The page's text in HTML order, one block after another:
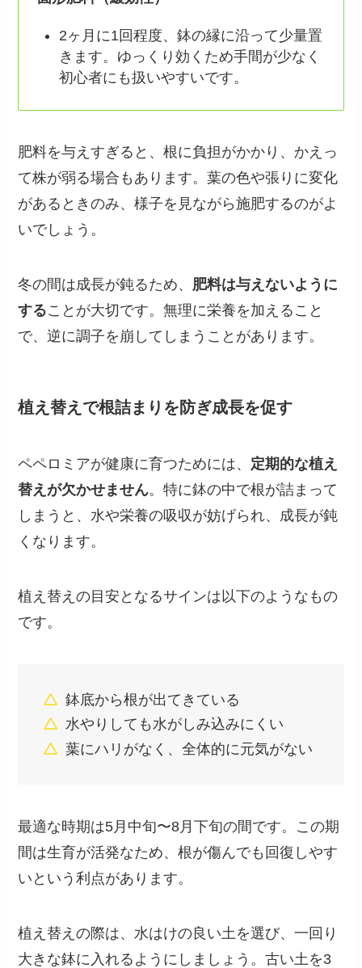
2ヶ月に1回程度、鉢の縁に沿って少量置
きます。ゆっくり効くため手間が少なく
初心者にも扱いやすいです。
肥料を与えすぎると、根に負担がかかり、かえっ
て株が弱る場合もあります。葉の色や張りに変化
があるときのみ、様子を見ながら施肥するのがよ
いでしょう。
冬の間は成長が鈍るため、 肥料は与えないように
することが大切です。無理に栄養を加えること
で、逆に調子を崩してしまうことがあります。
植え替えで根詰まりを防ぎ成長を促す
ペペロミアが健康に育つためには、 定期的な植え
替えが欠かせません。特に鉢の中で根が詰まって
しまうと、水や栄養の吸収が妨げられ、成長が鈍
くなります。
植え替えの目安となるサインは以下のようなもの
です。
鉢底から根が出てきている
水やりしても水がしみ込みにくい
葉にハリがなく、全体的に元気がない
最適な時期は5月中旬〜8月下旬の間です。この期
間は生育が活発なため、根が傷んでも回復しやす
いという利点があります。
植え替えの際は、水はけの良い土を選び、一回り
大きな鉢に入れるようにしましょう。古い土を3